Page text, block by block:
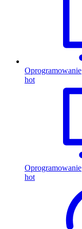
Oprogramowanie
hot
Oprogramowanie
hot